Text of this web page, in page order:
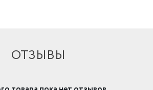
ОТЗЫВЫ